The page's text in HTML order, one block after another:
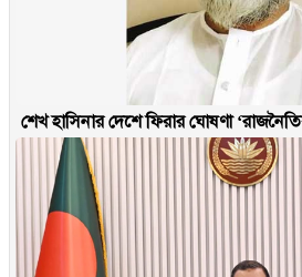
শেখ হাসিনার দেশে ফিরার ঘোষণা